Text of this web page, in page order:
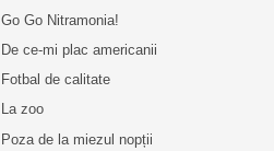
Go Go Nitramonia!
De ce-mi plac americanii
Fotbal de calitate
La zoo
Poza de la miezul nopții